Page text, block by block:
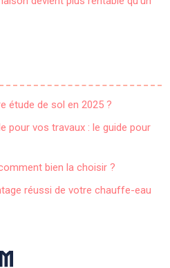
étude de sol en 2025 ?
pour vos travaux : le guide pour
bien la choisir ?
réussi de votre chauffe-eau